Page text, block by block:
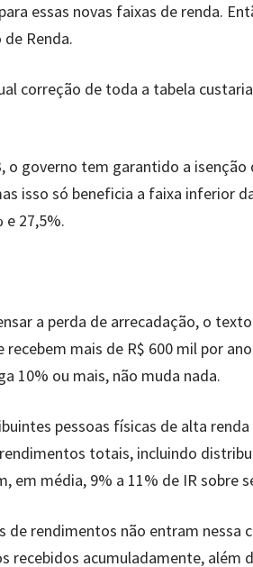
essas novas faixas de renda.
Renda.
correção de toda a tabela
o governo tem garantido a
isso só beneficia a faixa inferior
e 27,5%.
a perda de arrecadação, o
recebem mais de R$ 600 mil por
10% ou mais, não muda nada.
pessoas físicas de alta
totais, incluindo
em média, 9% a 11% de IR sobre
de rendimentos não entram nessa
recebidos acumuladamente, além